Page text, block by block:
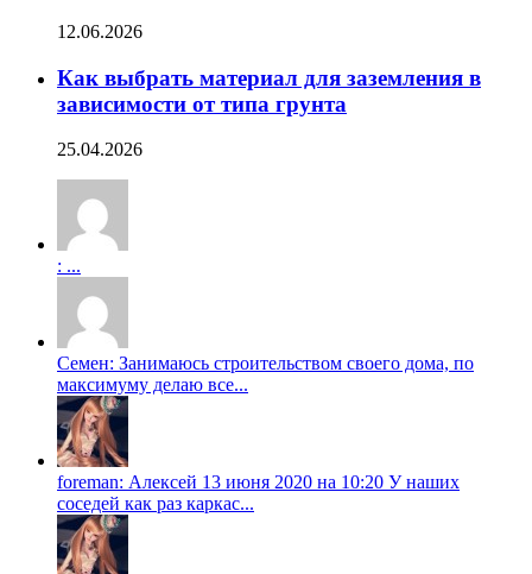
12.06.2026
Как выбрать материал для заземления в
зависимости от типа грунта
25.04.2026
: ...
Семен: Занимаюсь строительством своего дома, по
максимуму делаю все...
foreman: Алексей 13 июня 2020 на 10:20 У наших
соседей как раз каркас...